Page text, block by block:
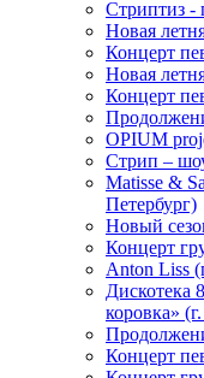
Стриптиз -
Новая
Концерт
Новая
Концерт
OPIUM
Стрип –
Matissе &
Петербург)
Новый
Концерт
Anton Liss
Дискотека
коровка»
Концерт